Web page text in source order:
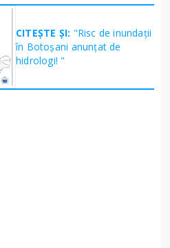
CITEȘTE ȘI: "Risc de inundații
în Botoșani anunțat de
hidrologi! "